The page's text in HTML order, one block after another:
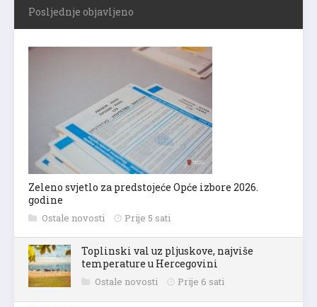
Posljednje objavljeno
Zeleno svjetlo za predstojeće Opće izbore 2026.
godine
Ostale novosti Prije 5 sati
Toplinski val uz pljuskove, najviše
temperature u Hercegovini
Ostale novosti Prije 6 sati